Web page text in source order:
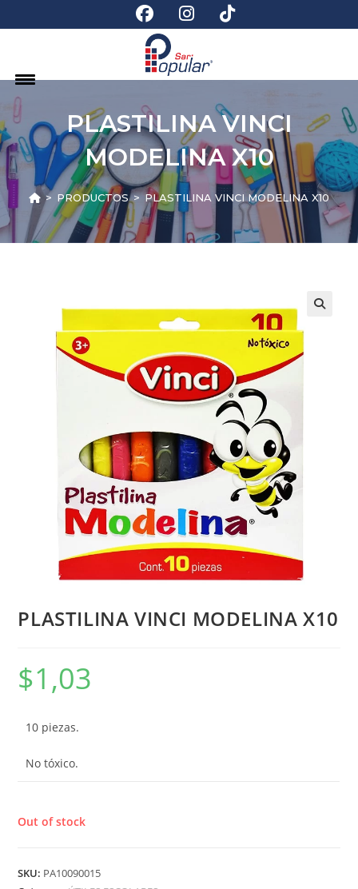
PLASTILINA VINCI
MODELINA X10
> PRODUCTOS > PLASTILINA VINCI MODELINA X10
PLASTILINA VINCI MODELINA X10
$1,03
10 piezas.
No tóxico.
Out of stock
SKU: PA10090015